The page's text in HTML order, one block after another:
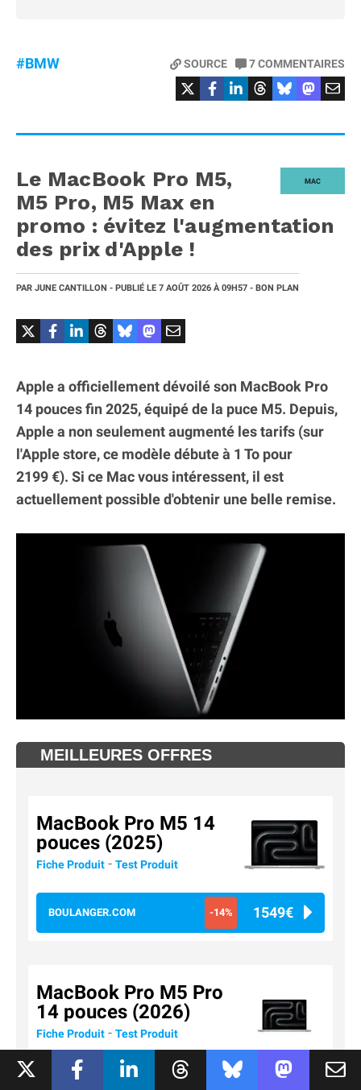
#BMW SOURCE 7COMMENTAIRES
MAC
Le MacBook Pro M5,
M5 Pro, M5 Max en
promo : évitez l'augmentation
des prix d'Apple !
PAR JUNE CANTILLON - PUBLIÉ LE 7 AOÛT 2026 À 09H57 - BON PLAN
Apple a officiellement dévoilé son MacBook Pro
14 pouces fin 2025, équipé de la puce M5. Depuis,
Apple a non seulement augmenté les tarifs (sur
l'Apple store, ce modèle débute à 1 To pour
2199 €). Si ce Mac vous intéressent, il est
actuellement possible d'obtenir une belle remise.
MEILLEURES OFFRES
MacBook Pro M5 14
pouces (2025)
Fiche Produit - Test Produit
BOULANGER.COM -14% 1549€
MacBook Pro M5 Pro
14 pouces (2026)
Fiche Produit - Test Produit
AMAZON -5% 2763€